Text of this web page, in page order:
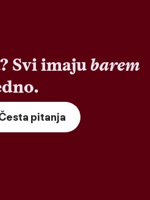
Svi imaju barem
pitanja